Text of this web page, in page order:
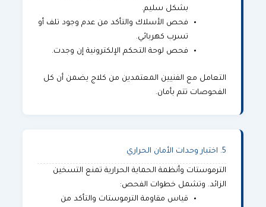
بشكل سليم.
فحص الأسلاك والتأكد من عدم وجود تلف أو
تسرب كهربائي.
فحص لوحة التحكم الإلكترونية إن وجدت.
التعامل مع الفنيين المعتمدين من كلاج يضمن أن كل
الفحوصات تتم بأمان.
5. اختبار وحدات الأمان الحراري
الترموستات وأنظمة الحماية الحرارية تمنع التسخين
الزائد. وتشمل خطوات الفحص:
قياس مقاومة الترموستات والتأكد من